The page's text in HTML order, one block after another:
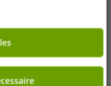
(pour plus de détails,
voir la description)